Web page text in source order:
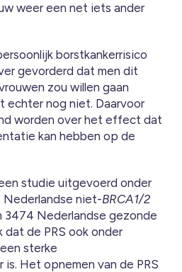
weer een net iets ander
borstkankerrisico
gevorderd dat men dit
zou willen gaan
echter nog niet. Daarvoor
worden over het effect dat
kan hebben op de
studie uitgevoerd onder
Nederlandse niet-BRCA1/2
3474 Nederlandse gezonde
de PRS ook onder
sterke
Het opnemen van de PRS